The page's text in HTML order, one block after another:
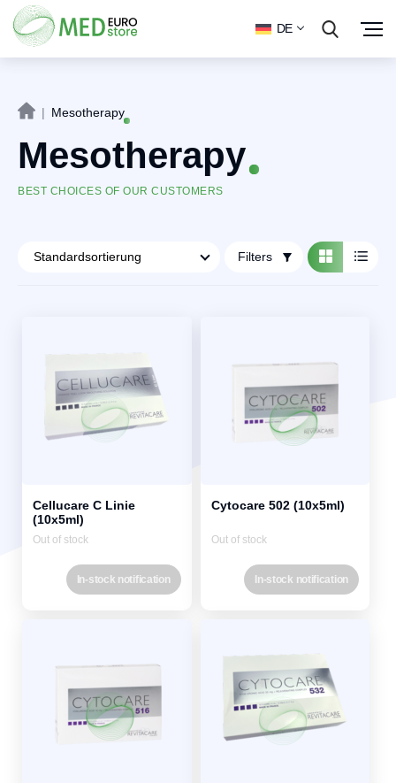
DE
| Mesotherapy
Mesotherapy
BEST CHOICES OF OUR CUSTOMERS
Filters
Cellucare C Linie
(10x5ml)
Out of stock
In-stock notification
Cytocare 502 (10x5ml)
Out of stock
In-stock notification